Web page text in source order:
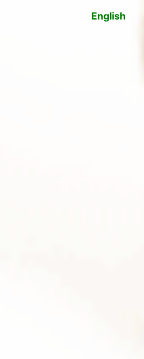
English